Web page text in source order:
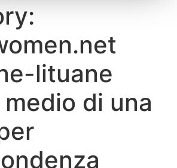
lituane
di una